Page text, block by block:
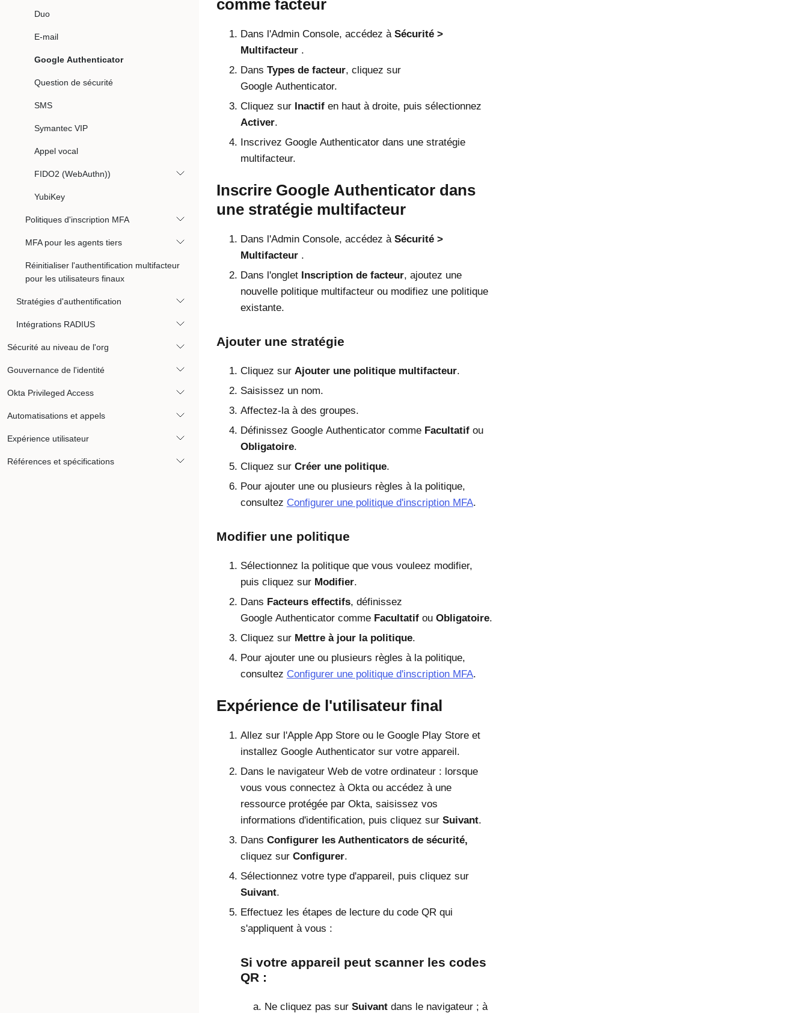
Duo
E-mail
Google Authenticator
Question de sécurité
SMS
Symantec VIP
Appel vocal
FIDO2 (WebAuthn))
YubiKey
Politiques d'inscription MFA
MFA pour les agents tiers
Réinitialiser l'authentification multifacteur
pour les utilisateurs finaux
Stratégies d'authentification
Intégrations RADIUS
Sécurité au niveau de l'org
Gouvernance de l'identité
Okta Privileged Access
Automatisations et appels
Expérience utilisateur
Références et spécifications
comme facteur
Dans l'Admin Console, accédez à Sécurité
Multifacteur .
Dans Types de facteur, cliquez sur
Google Authenticator.
Cliquez sur Inactifen haut à droite, puis sélectionnez
Activer.
Inscrivez Google Authenticatordans une stratégie
multifacteur.
Inscrire Google Authenticatordans
une stratégie multifacteur
Dans l'Admin Console, accédez à Sécurité
Multifacteur .
Dans l'onglet Inscription de facteur, ajoutez une
nouvelle politique multifacteur ou modifiez une politique
existante.
Ajouter une stratégie
Cliquez sur Ajouter une politique multifacteur.
Saisissez un nom.
Affectez-la à des groupes.
Définissez Google Authenticatorcomme Facultatifou
Obligatoire.
Cliquez sur Créer une politique.
Pour ajouter une ou plusieurs règles à la politique,
consultez Configurer une politique d'inscription MFA.
Modifier une politique
Sélectionnez la politique que vous vouleez modifier,
puis cliquez sur Modifier.
Dans Facteurs effectifs, définissez
Google Authenticatorcomme Facultatifou Obligatoire.
Cliquez sur Mettre à jour la politique.
Pour ajouter une ou plusieurs règles à la politique,
consultez Configurer une politique d'inscription MFA.
Expérience de l'utilisateur final
Allez sur l'Apple App Store ou le Google Play Store et
installez Google Authenticatorsur votre appareil.
Dans le navigateur Web de votre ordinateur : lorsque
vous vous connectez à Oktaou accédez à une
ressource protégée par Okta, saisissez vos
informations d'identification, puis cliquez sur Suivant.
Dans Configurer les Authenticators de sécurité,
cliquez sur Configurer.
Sélectionnez votre type d'appareil, puis cliquez sur
Suivant.
Effectuez les étapes de lecture du code QR qui
s'appliquent à vous :
Si votre appareil peut scanner les codes
QR :
Ne cliquez pas sur Suivantdans le navigateur ; à